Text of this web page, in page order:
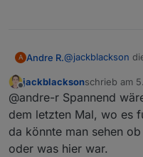
A Andre R.@jackblackson
Offline
jackblacksonschrieb am
zuletzt
@andre-r Spannend
dem letzten Mal, wo es
da könnte man sehen
oder was hier war.